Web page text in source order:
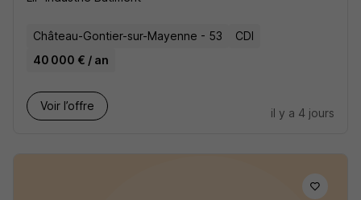
Château-Gontier-sur-Mayenne - 53
CDI
40 000 € / an
Voir l’offre
il y a 4 jours